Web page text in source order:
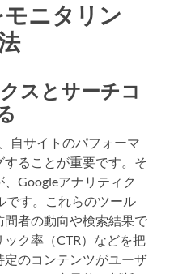
モニタリン
スとサーチコ
自サイトのパフォーマ
ることが重要です。そ
Googleアナリティク
です。これらのツール
者の動向や検索結果で
ク率（CTR）などを把
のコンテンツがユーザ